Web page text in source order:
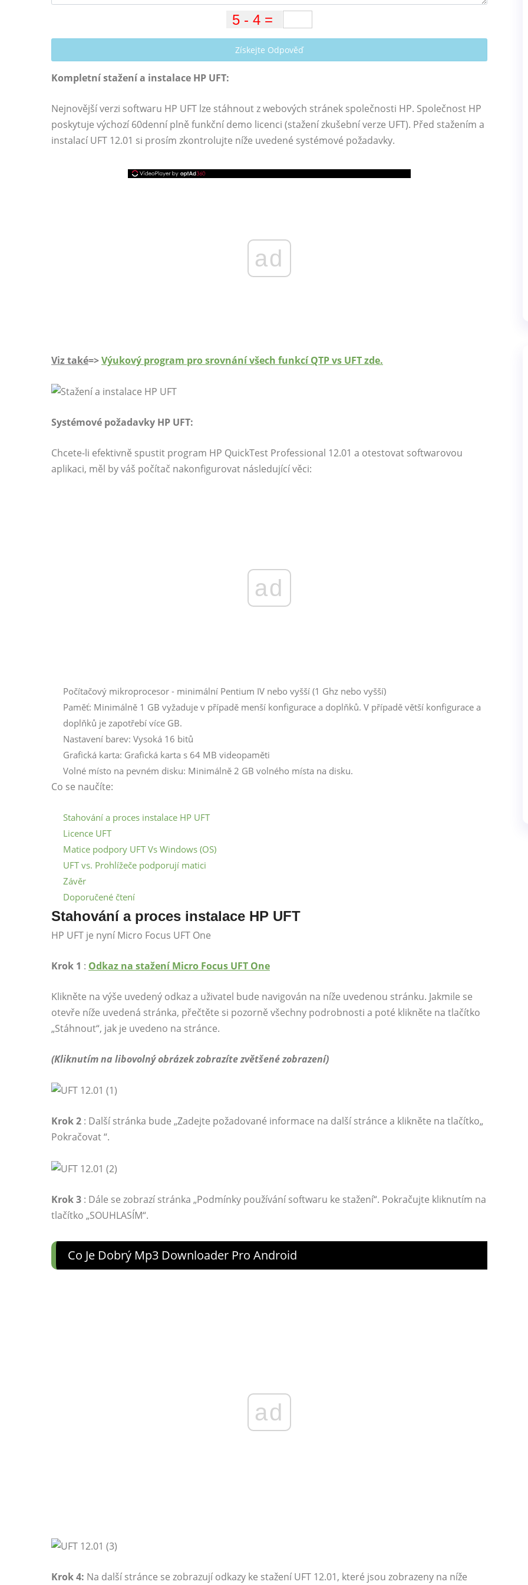
Získejte Odpověď
Kompletní stažení a instalace HP UFT:
Nejnovější verzi softwaru HP UFT lze stáhnout z webových stránek společnosti HP. Společnost HP
poskytuje výchozí 60denní plně funkční demo licenci (stažení zkušební verze UFT). Před stažením a
instalací UFT 12.01 si prosím zkontrolujte níže uvedené systémové požadavky.
ad
Viz také=>Výukový program pro srovnání všech funkcí QTP vs UFT zde.
Systémové požadavky HP UFT:
Chcete-li efektivně spustit program HP QuickTest Professional 12.01 a otestovat softwarovou
aplikaci, měl by váš počítač nakonfigurovat následující věci:
ad
Počítačový mikroprocesor - minimální Pentium IV nebo vyšší (1 Ghz nebo vyšší)
Paměť: Minimálně 1 GB vyžaduje v případě menší konfigurace a doplňků. V případě větší konfigurace a
doplňků je zapotřebí více GB.
Nastavení barev: Vysoká 16 bitů
Grafická karta: Grafická karta s 64 MB videopaměti
Volné místo na pevném disku: Minimálně 2 GB volného místa na disku.
Co se naučíte:
Stahování a proces instalace HP UFT
Licence UFT
Matice podpory UFT Vs Windows (OS)
UFT vs. Prohlížeče podporují matici
Závěr
Doporučené čtení
Stahování a proces instalace HP UFT
HP UFT je nyní Micro Focus UFT One
Krok 1 : Odkaz na stažení Micro Focus UFT One
Klikněte na výše uvedený odkaz a uživatel bude navigován na níže uvedenou stránku. Jakmile se
otevře níže uvedená stránka, přečtěte si pozorně všechny podrobnosti a poté klikněte na tlačítko
„Stáhnout“, jak je uvedeno na stránce.
(Kliknutím na libovolný obrázek zobrazíte zvětšené zobrazení)
Krok 2 : Další stránka bude „Zadejte požadované informace na další stránce a klikněte na tlačítko„
Pokračovat “.
Krok 3 : Dále se zobrazí stránka „Podmínky používání softwaru ke stažení“. Pokračujte kliknutím na
tlačítko „SOUHLASÍM“.
Co Je Dobrý Mp3 Downloader Pro Android
ad
Krok 4: Na další stránce se zobrazují odkazy ke stažení UFT 12.01, které jsou zobrazeny na níže